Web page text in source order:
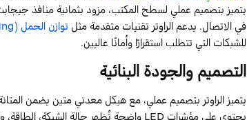
يتميز بتصميم عملي لسطح المكتب، مزود بثمانية منافذ
في الاتصال. يدعم الراوتر تقنيات متقدمة مثلتوازن الحمل (
للشبكات التي تتطلب استقرارًا وأمانًا عاليين.
التصميموالجودةالبنائية
يتميز الراوتر بتصميم عملي، مع هيكل معدني متين يضمن